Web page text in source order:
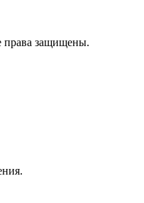
права защищены.